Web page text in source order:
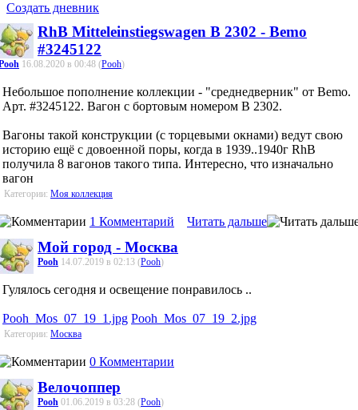
Создать дневник
RhB Mitteleinstiegswagen B 2302 - Bemo
#3245122
16.08.2020 в 00:48 (Pooh)
Небольшое пополнение коллекции - "среднедверник" от Bemo.
Арт. #3245122. Вагон с бортовым номером B 2302.
Вагоны такой конструкции (с торцевыми окнами) ведут свою
историю ещё с довоенной поры, когда в 1939..1940г RhB
получила 8 вагонов такого типа. Интересно, что изначально
вагон
Категории: Моя коллекция
1 Комментарий Читать дальше
Мой город - Москва
Pooh 14.07.2019 в 02:13 (Pooh)
Гулялось сегодня и освещение понравилось ..
Pooh_Mos_07_19_1.jpg Pooh_Mos_07_19_2.jpg
Категории: Москва
0 Комментарии
Велочоппер
Pooh 01.06.2019 в 03:28 (Pooh)